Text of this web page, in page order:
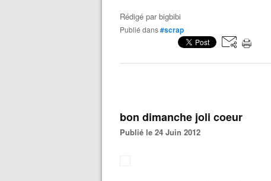
Rédigé parbigbibi
Publié dans#scrap
bon dimanche joli coeur
Publié le 24 Juin 2012